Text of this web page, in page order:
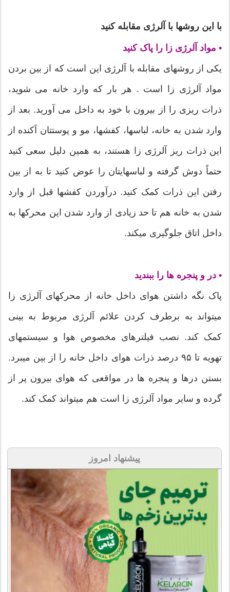
با این روشها با آلرژی مقابله کنید
• مواد آلرژی زا را پاک کنید
یکی از روشهای مقابله با آلرژی این است که از بین بردن
مواد آلرژی زا است . هر بار که وارد خانه می شوید،
ذرات ریزی را از بیرون با خود به داخل می آورید. بعد از
وارد شدن به خانه، لباسها، کفشها، مو و پوستتان آکنده از
این ذرات ریز آلرژی زا هستند، به همین دلیل سعی کنید
حتماً دوش گرفته و لباسهایتان را عوض کنید تا به از بین
رفتن این ذرات کمک کنید. درآوردن کفشها قبل از وارد
شدن به خانه هم تا حد زیادی از وارد شدن این محرکها به
داخل اتاق جلوگیری میکند.
• در و پنجره ها را ببندید
پاک نگه داشتن هوای داخل خانه از محرکهای آلرژی زا
میتواند به برطرف کردن علائم آلرژی مربوط به بینی
کمک کند. نصب فیلترهای مخصوص هوا و سیستمهای
تهویه تا ۹۵ درصد ذرات هوای داخل خانه را از بین میبرد.
بستن درها و پنجره ها در مواقعی که هوای بیرون پر از
گرده و سایر مواد آلرژی زا است هم میتواند کمک کند.
پیشنهاد امروز